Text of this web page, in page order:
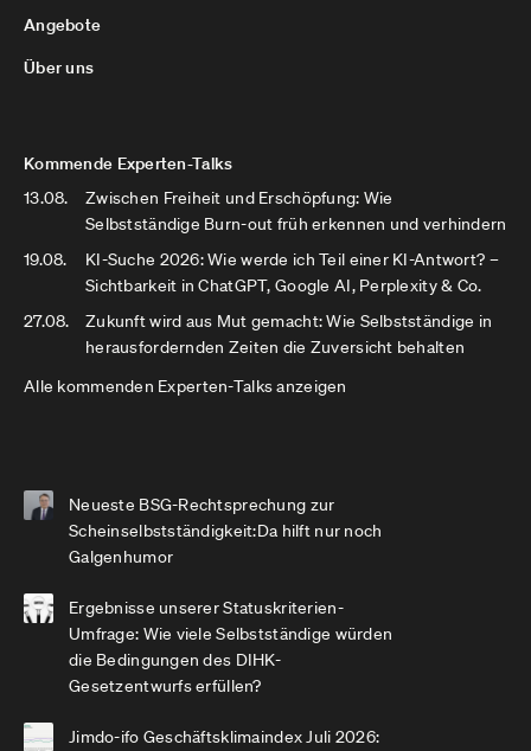
Angebote
Über uns
Kommende Experten-Talks
13.08.
Zwischen Freiheit und Erschöpfung: Wie
Selbstständige Burn-out früh erkennen und verhindern
19.08.
KI-Suche 2026: Wie werde ich Teil einer KI-Antwort? –
Sichtbarkeit in ChatGPT, Google AI, Perplexity & Co.
27.08.
Zukunft wird aus Mut gemacht: Wie Selbstständige in
herausfordernden Zeiten die Zuversicht behalten
Alle kommenden Experten-Talks anzeigen
Neueste BSG-Rechtsprechung zur
Scheinselbstständigkeit:Da hilft nur noch
Galgenhumor
Ergebnisse unserer Statuskriterien-
Umfrage: Wie viele Selbstständige würden
die Bedingungen des DIHK-
Gesetzentwurfs erfüllen?
Jimdo-ifo Geschäftsklimaindex Juli 2026: